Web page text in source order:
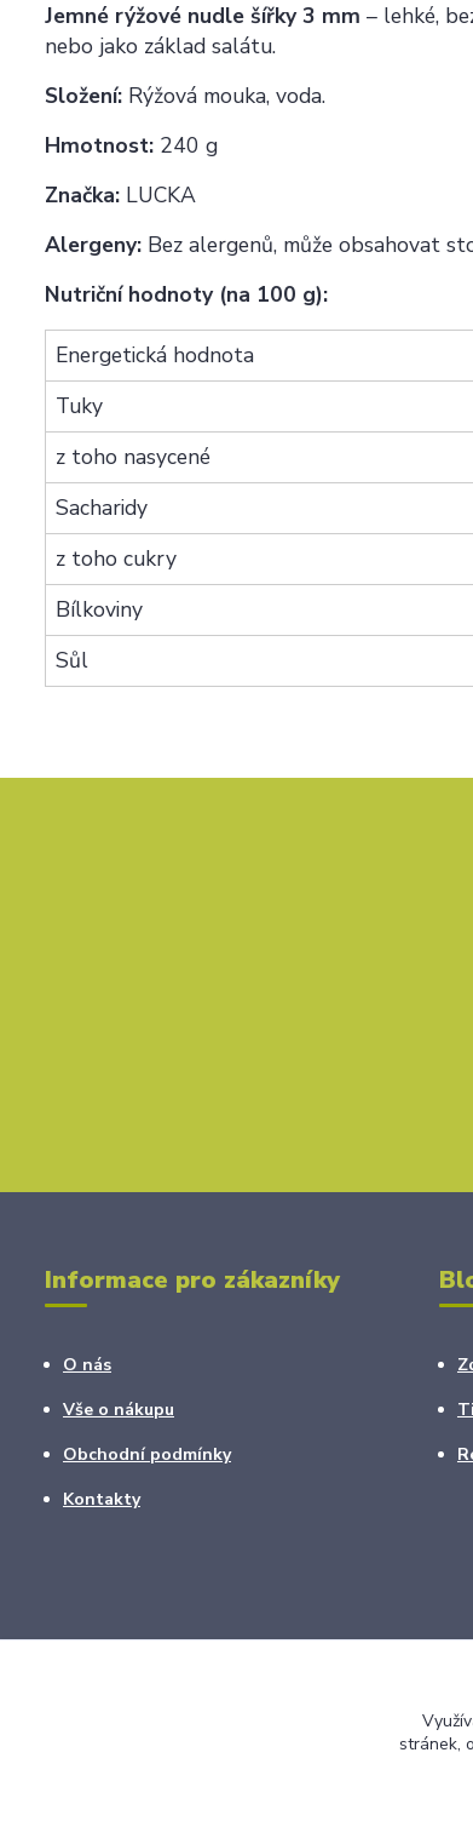
Jemné rýžové nudle šířky 3 mm – lehké,
nebo jako základ salátu.
Složení: Rýžová mouka, voda.
Hmotnost: 240 g
Značka: LUCKA
Alergeny: Bez alergenů, může obsahovat
Nutriční hodnoty (na 100 g):
Energetická hodnota
Tuky
z toho nasycené
Sacharidy
z toho cukry
Bílkoviny
Sůl
Informace pro zákazníky
O nás
Vše o nákupu
Obchodní podmínky
Kontakty
stránek,